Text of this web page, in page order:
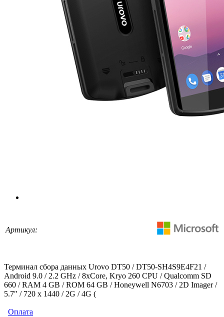
Артикул:
Терминал сбора данных Urovo DT50 / DT50-SH4S9E4F21 /
Android 9.0 / 2.2 GHz / 8xCore, Kryo 260 CPU / Qualcomm SD
660 / RAM 4 GB / ROM 64 GB / Honeywell N6703 / 2D Imager /
5.7" / 720 x 1440 / 2G / 4G (
Оплата